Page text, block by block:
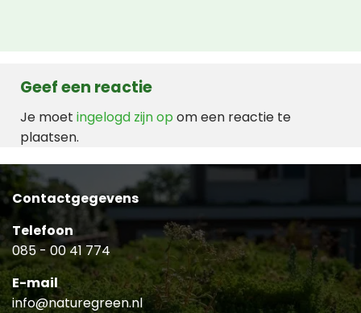
Geef een reactie
Je moet ingelogd zijn op om een reactie te
plaatsen.
Contactgegevens
Telefoon
085 - 00 41 774
E-mail
info@naturegreen.nl